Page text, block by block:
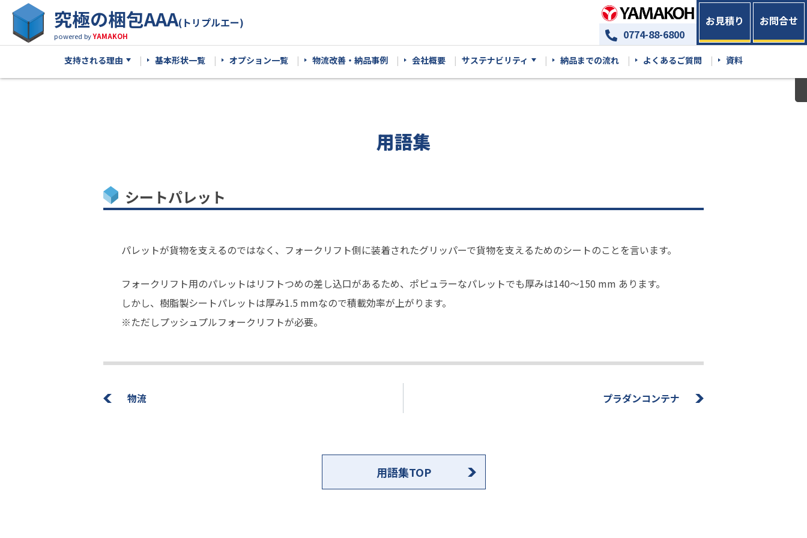
究極の梱包AAA(トリプルエー)
powered byYAMAKOH 0774-88-6800
お見積り お問合せ
支持される理由 基本形状一覧 オプション一覧 物流改善・納品事例 会社概要 サステナビリティ 納品までの流れ よくあるご質問 資料
用語集
シートパレット
パレットが貨物を支えるのではなく、フォークリフト側に装着されたグリッパーで貨物を支えるためのシートのことを言います。
フォークリフト用のパレットはリフトつめの差し込口があるため、ポピュラーなパレットでも厚みは140〜150 mm あります。
しかし、樹脂製シートパレットは厚み1.5 mmなので積載効率が上がります。
※ただしプッシュプルフォークリフトが必要。
物流 プラダンコンテナ
用語集TOP